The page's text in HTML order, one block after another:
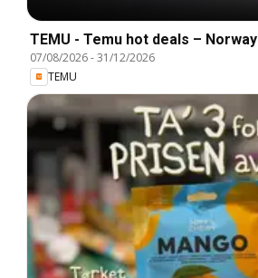
TEMU - Temu hot deals – Norway
07/08/2026-31/12/2026
TEMU